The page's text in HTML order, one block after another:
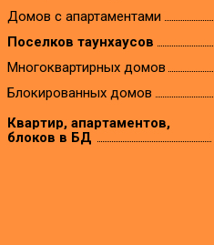
Домов с апартаментами
Поселков таунхаусов
Многоквартирных домов
Блокированных домов
Квартир, апартаментов,
блоков в БД